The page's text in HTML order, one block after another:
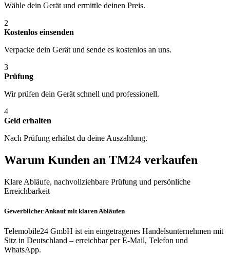
Wähle dein Gerät und ermittle deinen Preis.
2
Kostenlos einsenden
Verpacke dein Gerät und sende es kostenlos an uns.
3
Prüfung
Wir prüfen dein Gerät schnell und professionell.
4
Geld erhalten
Nach Prüfung erhältst du deine Auszahlung.
Warum Kunden an TM24 verkaufen
Klare Abläufe, nachvollziehbare Prüfung und persönliche
Erreichbarkeit
Gewerblicher Ankauf mit klaren Abläufen
Telemobile24 GmbH ist ein eingetragenes Handelsunternehmen mit
Sitz in Deutschland – erreichbar per E-Mail, Telefon und
WhatsApp.